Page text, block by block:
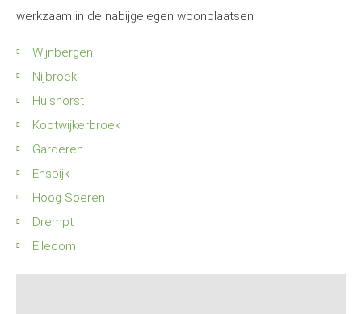
werkzaam in de nabijgelegen woonplaatsen:
Wijnbergen
Nijbroek
Hulshorst
Kootwijkerbroek
Garderen
Enspijk
Hoog Soeren
Drempt
Ellecom